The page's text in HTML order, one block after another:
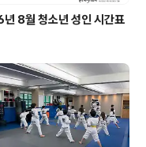
8월 청소년 성인 시간표